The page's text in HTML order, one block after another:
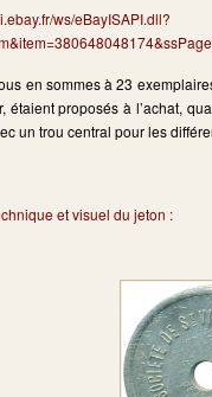
ws/eBayISAPI.dll?
en sommes à 23
étaient proposés à l’achat,
un trou central pour les
et visuel du jeton :